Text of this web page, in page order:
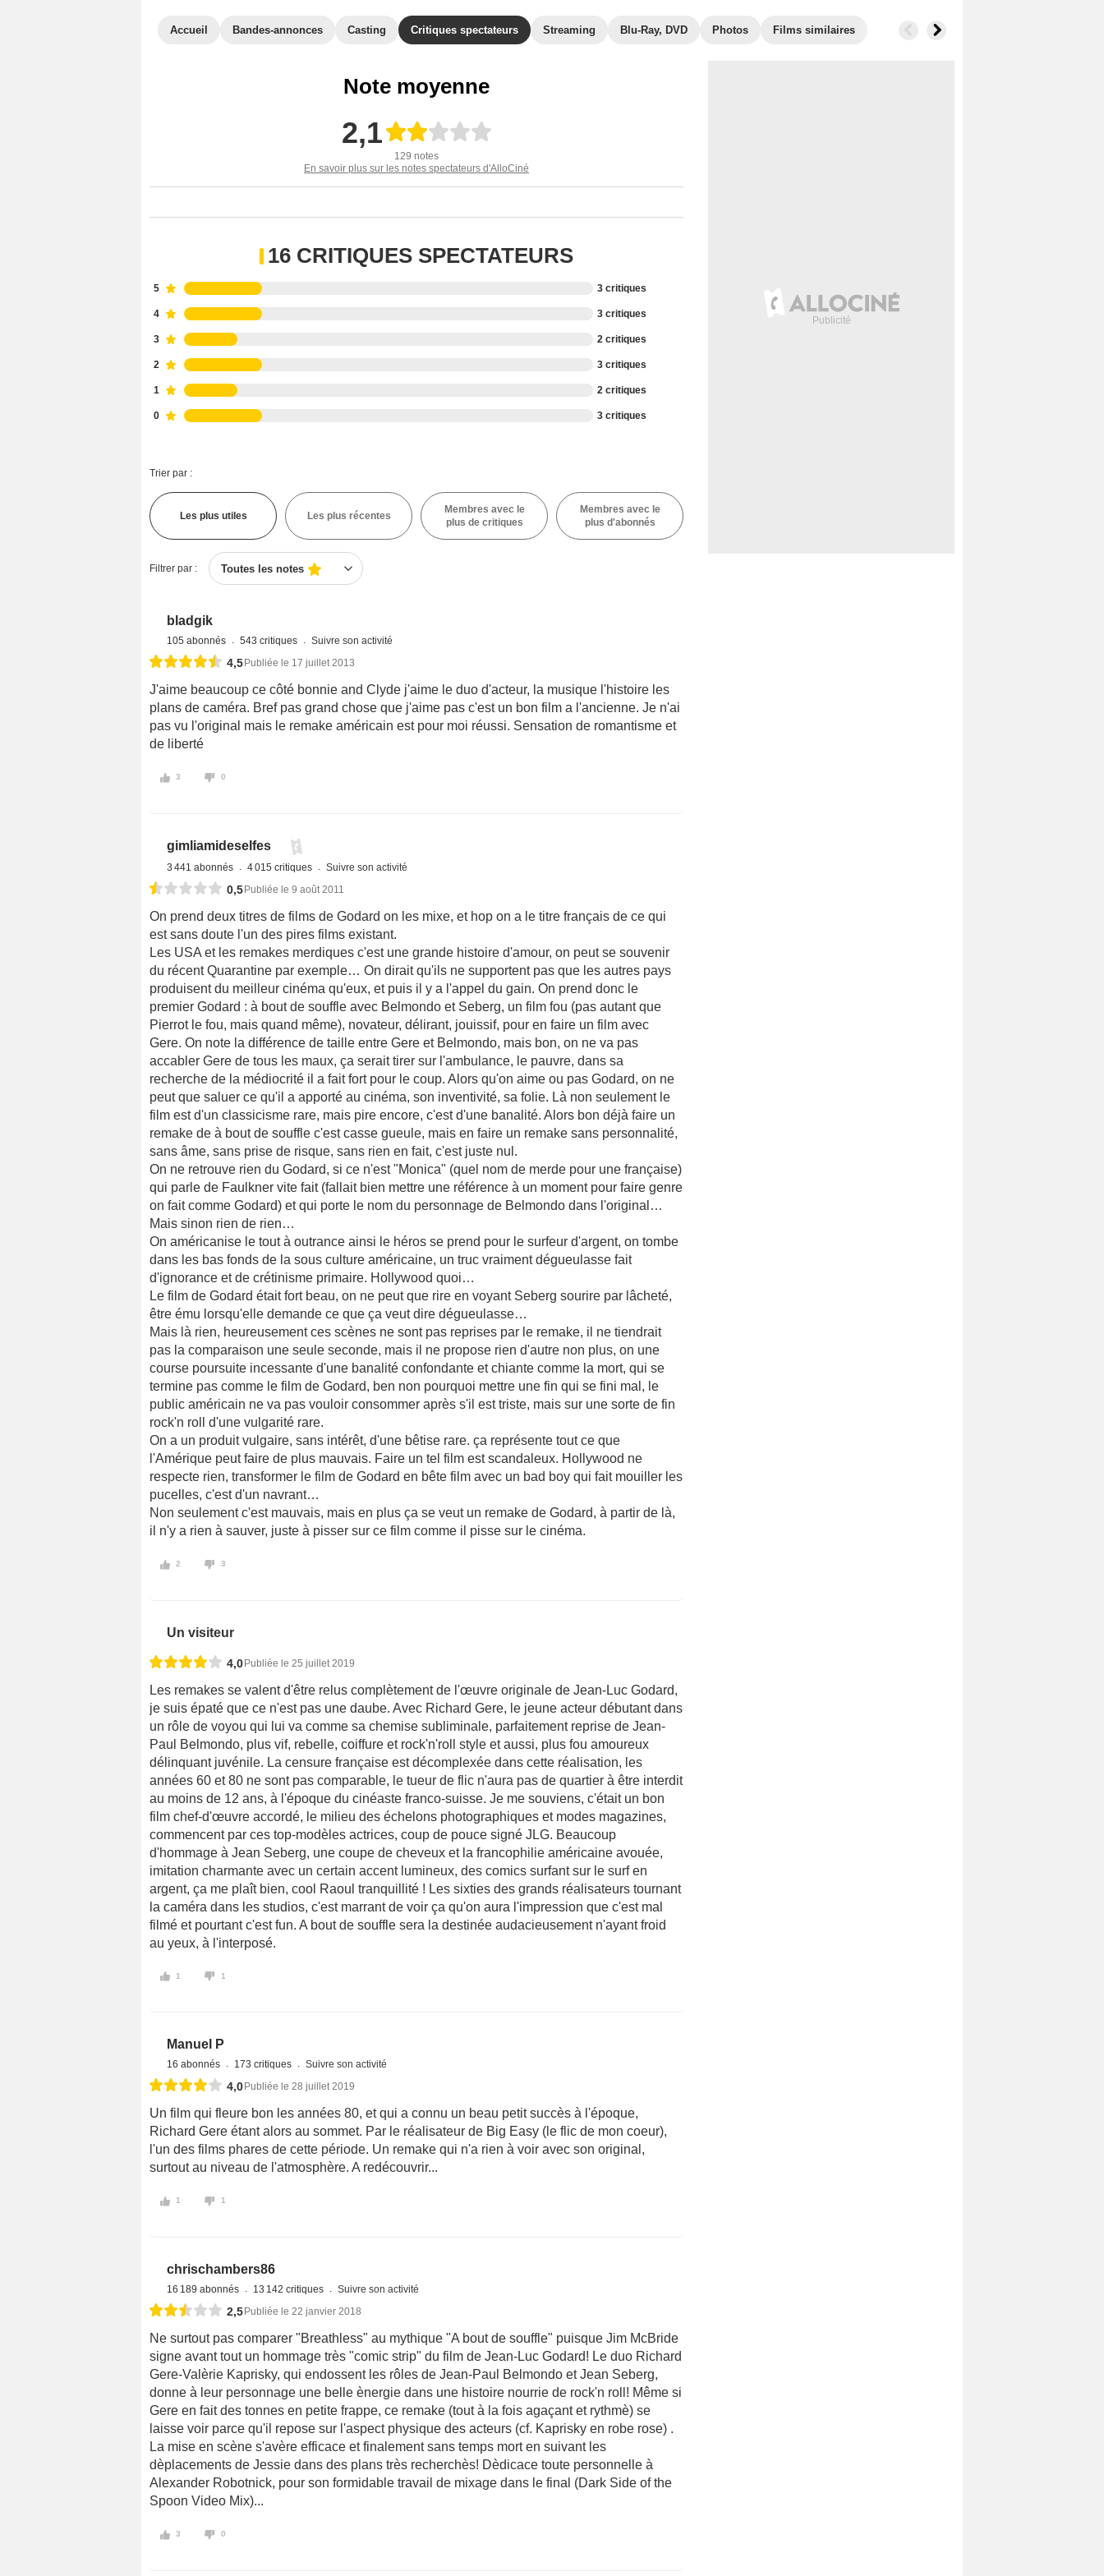
Accueil Bandes-annonces Casting Critiques spectateurs Streaming Blu-Ray, DVD Photos Films similaires
Note moyenne
2,1
129 notes
En savoir plus sur les notes spectateurs d'AlloCiné
16 CRITIQUES SPECTATEURS
5 3 critiques
4 3 critiques
3 2 critiques
2 3 critiques
1 2 critiques
0 3 critiques
Trier par :
Les plus utiles Les plus récentes
Membres avec le
plus de critiques
Membres avec le
plus d'abonnés
Filtrer par : Toutes les notes
bladgik
105 abonnés 543 critiques Suivre son activité
4,5 Publiée le 17 juillet 2013
J'aime beaucoup ce côté bonnie and Clyde j'aime le duo d'acteur, la musique l'histoire les
plans de caméra. Bref pas grand chose que j'aime pas c'est un bon film a l'ancienne. Je n'ai
pas vu l'original mais le remake américain est pour moi réussi. Sensation de romantisme et
de liberté
3 0
gimliamideselfes
3 441 abonnés 4 015 critiques Suivre son activité
0,5Publiée le 9 août 2011
On prend deux titres de films de Godard on les mixe, et hop on a le titre français de ce qui
est sans doute l'un des pires films existant.
Les USA et les remakes merdiques c'est une grande histoire d'amour, on peut se souvenir
du récent Quarantine par exemple… On dirait qu'ils ne supportent pas que les autres pays
produisent du meilleur cinéma qu'eux, et puis il y a l'appel du gain. On prend donc le
premier Godard : à bout de souffle avec Belmondo et Seberg, un film fou (pas autant que
Pierrot le fou, mais quand même), novateur, délirant, jouissif, pour en faire un film avec
Gere. On note la différence de taille entre Gere et Belmondo, mais bon, on ne va pas
accabler Gere de tous les maux, ça serait tirer sur l'ambulance, le pauvre, dans sa
recherche de la médiocrité il a fait fort pour le coup. Alors qu'on aime ou pas Godard, on ne
peut que saluer ce qu'il a apporté au cinéma, son inventivité, sa folie. Là non seulement le
film est d'un classicisme rare, mais pire encore, c'est d'une banalité. Alors bon déjà faire un
remake de à bout de souffle c'est casse gueule, mais en faire un remake sans personnalité,
sans âme, sans prise de risque, sans rien en fait, c'est juste nul.
On ne retrouve rien du Godard, si ce n'est "Monica" (quel nom de merde pour une française)
qui parle de Faulkner vite fait (fallait bien mettre une référence à un moment pour faire genre
on fait comme Godard) et qui porte le nom du personnage de Belmondo dans l'original…
Mais sinon rien de rien…
On américanise le tout à outrance ainsi le héros se prend pour le surfeur d'argent, on tombe
dans les bas fonds de la sous culture américaine, un truc vraiment dégueulasse fait
d'ignorance et de crétinisme primaire. Hollywood quoi…
Le film de Godard était fort beau, on ne peut que rire en voyant Seberg sourire par lâcheté,
être ému lorsqu'elle demande ce que ça veut dire dégueulasse…
Mais là rien, heureusement ces scènes ne sont pas reprises par le remake, il ne tiendrait
pas la comparaison une seule seconde, mais il ne propose rien d'autre non plus, on une
course poursuite incessante d'une banalité confondante et chiante comme la mort, qui se
termine pas comme le film de Godard, ben non pourquoi mettre une fin qui se fini mal, le
public américain ne va pas vouloir consommer après s'il est triste, mais sur une sorte de fin
rock'n roll d'une vulgarité rare.
On a un produit vulgaire, sans intérêt, d'une bêtise rare. ça représente tout ce que
l'Amérique peut faire de plus mauvais. Faire un tel film est scandaleux. Hollywood ne
respecte rien, transformer le film de Godard en bête film avec un bad boy qui fait mouiller les
pucelles, c'est d'un navrant…
Non seulement c'est mauvais, mais en plus ça se veut un remake de Godard, à partir de là,
il n'y a rien à sauver, juste à pisser sur ce film comme il pisse sur le cinéma.
2 3
Un visiteur
4,0Publiée le 25 juillet 2019
Les remakes se valent d'être relus complètement de l'œuvre originale de Jean-Luc Godard,
je suis épaté que ce n'est pas une daube. Avec Richard Gere, le jeune acteur débutant dans
un rôle de voyou qui lui va comme sa chemise subliminale, parfaitement reprise de Jean-
Paul Belmondo, plus vif, rebelle, coiffure et rock'n'roll style et aussi, plus fou amoureux
délinquant juvénile. La censure française est décomplexée dans cette réalisation, les
années 60 et 80 ne sont pas comparable, le tueur de flic n'aura pas de quartier à être interdit
au moins de 12 ans, à l'époque du cinéaste franco-suisse. Je me souviens, c'était un bon
film chef-d'œuvre accordé, le milieu des échelons photographiques et modes magazines,
commencent par ces top-modèles actrices, coup de pouce signé JLG. Beaucoup
d'hommage à Jean Seberg, une coupe de cheveux et la francophilie américaine avouée,
imitation charmante avec un certain accent lumineux, des comics surfant sur le surf en
argent, ça me plaît bien, cool Raoul tranquillité ! Les sixties des grands réalisateurs tournant
la caméra dans les studios, c'est marrant de voir ça qu'on aura l'impression que c'est mal
filmé et pourtant c'est fun. A bout de souffle sera la destinée audacieusement n'ayant froid
au yeux, à l'interposé.
1 1
Manuel P
16 abonnés 173 critiques Suivre son activité
4,0 Publiée le 28 juillet 2019
Un film qui fleure bon les années 80, et qui a connu un beau petit succès à l'époque,
Richard Gere étant alors au sommet. Par le réalisateur de Big Easy (le flic de mon coeur),
l'un des films phares de cette période. Un remake qui n'a rien à voir avec son original,
surtout au niveau de l'atmosphère. A redécouvrir...
1 1
chrischambers86
16 189 abonnés 13 142 critiques Suivre son activité
2,5 Publiée le 22 janvier 2018
Ne surtout pas comparer "Breathless" au mythique "A bout de souffle" puisque Jim McBride
signe avant tout un hommage très "comic strip" du film de Jean-Luc Godard! Le duo Richard
Gere-Valèrie Kaprisky, qui endossent les rôles de Jean-Paul Belmondo et Jean Seberg,
donne à leur personnage une belle ènergie dans une histoire nourrie de rock'n roll! Même si
Gere en fait des tonnes en petite frappe, ce remake (tout à la fois agaçant et rythmè) se
laisse voir parce qu'il repose sur l'aspect physique des acteurs (cf. Kaprisky en robe rose) .
La mise en scène s'avère efficace et finalement sans temps mort en suivant les
dèplacements de Jessie dans des plans très recherchès! Dèdicace toute personnelle à
Alexander Robotnick, pour son formidable travail de mixage dans le final (Dark Side of the
Spoon Video Mix)...
3 0